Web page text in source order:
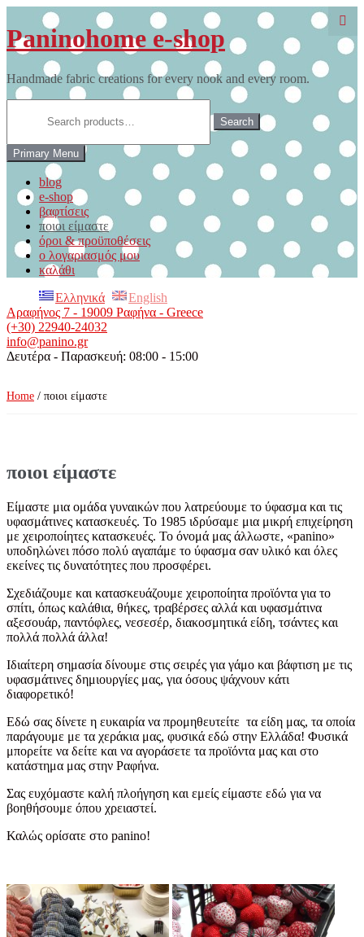
to
content
Paninohome e-shop
Handmade fabric creations for every nook and every room.
Search
Primary Menu
blog
e-shop
βαφτίσεις
ποιοι είμαστε
όροι & προϋποθέσεις
ο λογαριασμός μου
καλάθι
Ελληνικά
English
Αραφήνος 7 - 19009 Ραφήνα - Greece
(+30) 22940-24032
info@panino.gr
Δευτέρα - Παρασκευή: 08:00 - 15:00
Home / ποιοι είμαστε
ποιοι είμαστε
Είμαστε μια ομάδα γυναικών που λατρεύουμε το ύφασμα και τις
υφασμάτινες κατασκευές. Το 1985 ιδρύσαμε μια μικρή επιχείρηση
με χειροποίητες κατασκευές. Το όνομά μας άλλωστε, «panino»
υποδηλώνει πόσο πολύ αγαπάμε το ύφασμα σαν υλικό και όλες
εκείνες τις δυνατότητες που προσφέρει.
Σχεδιάζουμε και κατασκευάζουμε χειροποίητα προϊόντα για το
σπίτι, όπως καλάθια, θήκες, τραβέρσες αλλά και υφασμάτινα
αξεσουάρ, παντόφλες, νεσεσέρ, διακοσμητικά είδη, τσάντες και
πολλά πολλά άλλα!
Ιδιαίτερη σημασία δίνουμε στις σειρές για γάμο και βάφτιση με τις
υφασμάτινες δημιουργίες μας, για όσους ψάχνουν κάτι
διαφορετικό!
Εδώ σας δίνετε η ευκαιρία να προμηθευτείτε τα είδη μας, τα οποία
παράγουμε με τα χεράκια μας, φυσικά εδώ στην Ελλάδα! Φυσικά
μπορείτε να δείτε και να αγοράσετε τα προϊόντα μας και στο
κατάστημα μας στην Ραφήνα.
Σας ευχόμαστε καλή πλοήγηση και εμείς είμαστε εδώ για να
βοηθήσουμε όπου χρειαστεί.
Καλώς ορίσατε στο panino!